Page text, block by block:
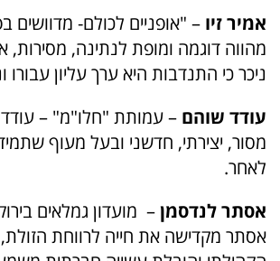
אמיר זיו – "אופניים לכולם- מדוושים
מהווה דוגמה ומופת לנתינה, מסירות,
ניכר כי התנדבות היא ערך עליון עבורו
עודד שוהם – עמותת "חלו"מ" –
מסור, יצירתי, חדשני ובעל מעוף
לאחר.
אסתר לנדסמן– מועדון גמלאים
אסתר מקדישה את חייה לרווחת הזולת,